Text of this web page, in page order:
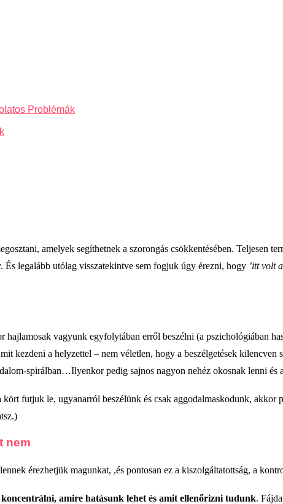
Problémák
amelyek segíthetnek a szorongás csökkentésében. Teljesen
legalább utólag visszatekintve sem fogjuk úgy érezni, hogy ’itt volt
vagyunk egyfolytában erről beszélni (a pszichológiában
kezdeni a helyzettel – nem véletlen, hogy a beszélgetések
spirálban…Ilyenkor pedig sajnos nagyon nehéz okosnak lenni
kört futjuk le, ugyanarról beszélünk és csak aggodalmaskodunk, akkor
nem
érezhetjük magunkat, ,és pontosan ez a kiszolgáltatottság, a
amire hatásunk lehet és amit ellenőrizni tudunk.